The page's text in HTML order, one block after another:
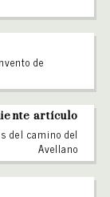
de
artículo
del camino del
Avellano